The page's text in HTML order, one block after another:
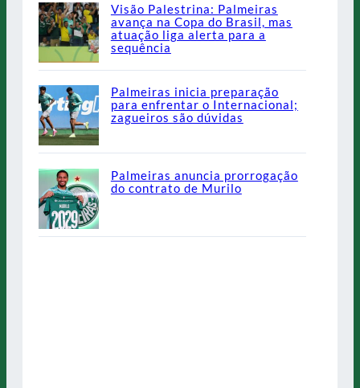
Visão Palestrina: Palmeiras
avança na Copa do Brasil, mas
atuação liga alerta para a
sequência
Palmeiras inicia preparação
para enfrentar o Internacional;
zagueiros são dúvidas
Palmeiras anuncia prorrogação
do contrato de Murilo